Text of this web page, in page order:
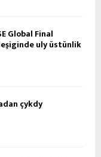
Global Final
uly üstünlik
çykdy